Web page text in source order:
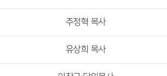
주정혁 목사
유상희 목사